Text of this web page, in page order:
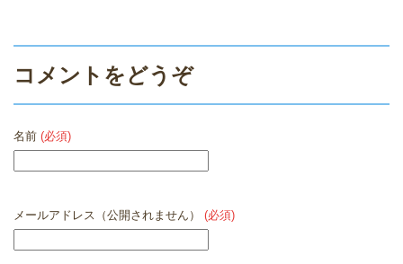
コメントをどうぞ
名前 (必須)
メールアドレス（公開されません） (必須)